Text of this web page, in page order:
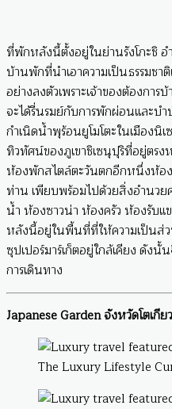
ที่พักหลังนี้ตั้งอยู่ในย่านรังโกะชิ อ
บ้านพักที่นำเอาความเป็นธรรมช
อย่างลงตัวเพราะเจ้าของต้องก
จะได้รื่นรมย์กับการพักผ่อนและ
กำเนิดน้ำพุร้อนยูโมโตะในเมืองนิเ
ทิวทัศน์ของภูเขาชิเซนุปุริที่อยู่ต
ห้องพักสไตล์ตะวันตกอีกหนึ่งห้อ
ท่าน เพียบพร้อมไปด้วยสิ่งอำนว
น้ำ ห้องซาวน่า ห้องครัว ห้องรับ
หลังนี้อยู่ในพื้นที่ที่ให้ความเป็นส่
ซุปเปอร์มาร์เก็ตอยู่ใกล้เคียง ดัง
การเดินทาง
Japanese Garden จังหวัดโตเกียว